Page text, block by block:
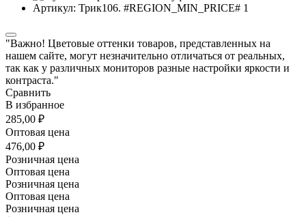
"Важно! Цветовые оттенки товаров, представленных на
нашем сайте, могут незначительно отличаться от реальных,
так как у различных мониторов разные настройки яркости и
контраста."
Сравнить
В избранное
285,00 ₽
Оптовая цена
476,00 ₽
Розничная цена
Оптовая цена
Розничная цена
Оптовая цена
Розничная цена